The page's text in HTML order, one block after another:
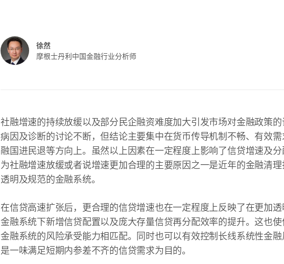
徐然
摩根士丹利中国金融行业分析师
社融增速的持续放缓以及部分民企融资难度加大引发市场对金融政策
病因及诊断的讨论不断，但结论主要集中在货币传导机制不畅、有效
融国进民退等方向上。虽然以上因素在一定程度上影响了信贷增速及
为社融增速放缓或者说增速更加合理的主要原因之一是近年的金融清
透明及规范的金融系统。
在信贷高速扩张后，更合理的信贷增速也在一定程度上反映了在更加
金融系统下新增信贷配置以及庞大存量信贷再分配效率的提升。这也
金融系统的风险承受能力相匹配。同时也可以有效控制长线系统性金
是一味满足短期内参差不齐的信贷需求为目的。